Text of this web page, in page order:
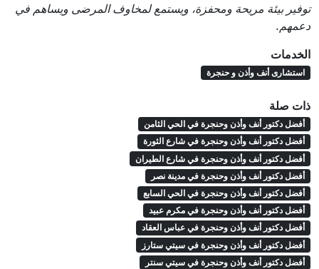
توفير بيئة مريحة ومحفزة، ويستمع لمخاوف المرضى ويساهم في
دعمهم.
الخدمات
استشارى أنف وأذن و حنجرة
ذات صلة
أفضل دكتور أنف وأذن وحنجرة في الحي الثامن
أفضل دكتور أنف وأذن وحنجرة في شارع الثورة
أفضل دكتور أنف وأذن وحنجرة في شارع الطيران
أفضل دكتور أنف وأذن وحنجرة في مدينة نصر
أفضل دكتور أنف وأذن وحنجرة في الحي السابع
أفضل دكتور أنف وأذن وحنجرة في مكرم عبيد
أفضل دكتور أنف وأذن وحنجرة في عباس العقاد
أفضل دكتور أنف وأذن وحنجرة في سيتي ستارز
أفضل دكتور أنف وأذن وحنجرة في سيتي سنتر